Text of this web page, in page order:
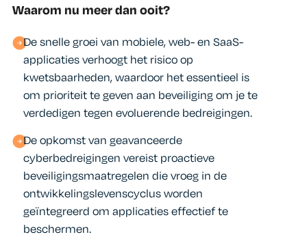
Waarom nu meer dan ooit?
De snelle groei van mobiele, web- en SaaS-
applicaties verhoogt het risico op
kwetsbaarheden, waardoor het essentieel is
om prioriteit te geven aan beveiliging om je te
verdedigen tegen evoluerende bedreigingen.
De opkomst van geavanceerde
cyberbedreigingen vereist proactieve
beveiligingsmaatregelen die vroeg in de
ontwikkelingslevenscyclus worden
geïntegreerd om applicaties effectief te
beschermen.